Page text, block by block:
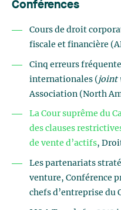
Conférences
Cours de droit
fiscale et financière
Cinq erreurs
internationales ( joint
Association (North
La Cour suprême du
des clauses
de vente d’actifs,
Les partenariats
venture, Conférence
chefs d’entreprise du